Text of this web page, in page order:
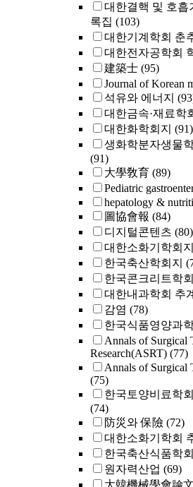
대한결핵 및 호흡
록집 (103)
대한기계학회 춘
대한전자공학회
建築士 (95)
Journal of Korean
석유와 에너지
대한금속·재료학
대한화학회지 (91)
생화학분자생물
(91)
大學敎育 (89)
Pediatric
hepatology &
圖協會報 (84)
디지털콘텐츠 (80)
대한소화기학회지
한국축산학회지
한국콘크리트학
대한내과학회 추
감염 (78)
한국식품영양과
Annals of Surgical
Research(ASRT) (77)
Annals of Surgical
(75)
한국토양비료학
(74)
防災와 保險 (72)
대한소화기학회
한국축산식품학회
원자력산업 (69)
大韓機械學會論